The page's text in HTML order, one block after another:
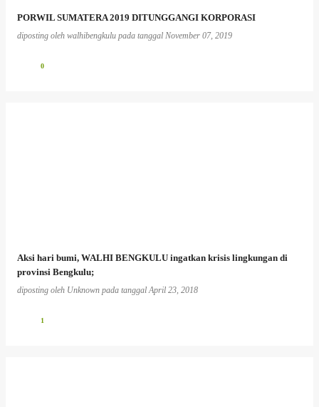
PORWIL SUMATERA 2019 DITUNGGANGI KORPORASI
diposting oleh walhibengkulu pada tanggal November 07, 2019
0
Aksi hari bumi, WALHI BENGKULU ingatkan krisis lingkungan di
provinsi Bengkulu;
diposting oleh Unknown pada tanggalApril 23, 2018
1